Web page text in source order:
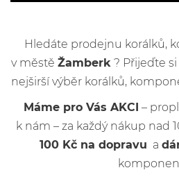
Hledáte prodejnu korálků,
v městě Žamberk ? Přijeďte
nejširší výběr korálků,
Máme pro Vás AKCI –
k nám – za každý nákup nad
100 Kč na dopravu a